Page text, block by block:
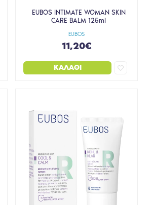
EUBOS
EUBOS INTIMATE WOMAN SKIN
CARE BALM 125ml
11,20€
ΚΑΛΆΘΙ